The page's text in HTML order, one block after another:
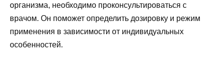
организма, необходимо проконсультироваться с
врачом. Он поможет определить дозировку и режим
применения в зависимости от индивидуальных
особенностей.